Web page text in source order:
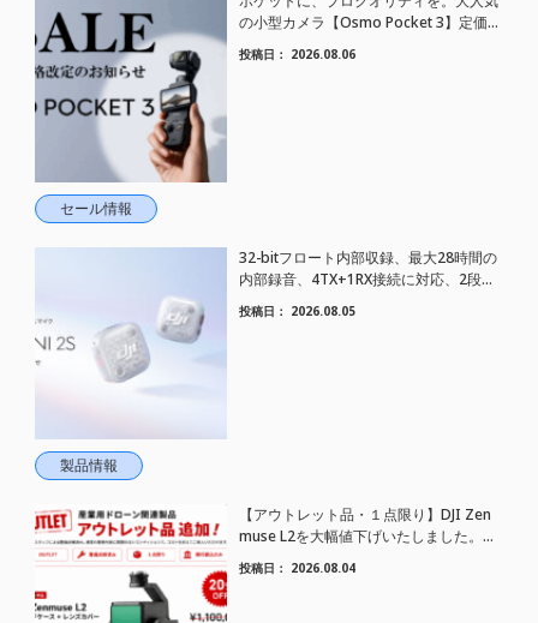
セール情報
の小型カメラ【Osmo Pocket 3】定価が
さらにお値下げされました！
投稿日： 2026.08.06
製品情報
32-bitフロート内部収録、最大28時間の
内部録音、4TX+1RX接続に対応、2段階
AIノイズキャンセリング搭載｜コンパク
トワイヤレスマイク DJI Mic Mini 2S 登場
投稿日： 2026.08.05
【アウトレット品・１点限り】DJI Zen
muse L2を大幅値下げいたしました。｜
HELICAM STORE
投稿日： 2026.08.04